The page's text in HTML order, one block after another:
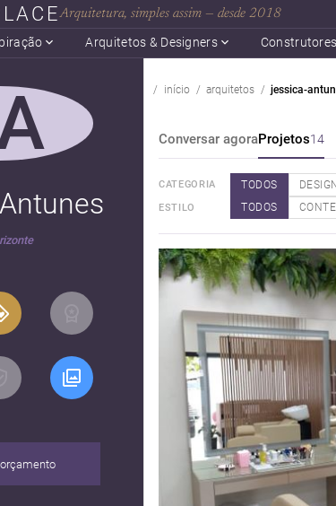
Arquitetura, simples assim — desde 2018
Arquitetos & Designers
início arquitetos jessica-
Conversar agoraProjetos14
CATEGORIA TODOS
ESTILO TODOS